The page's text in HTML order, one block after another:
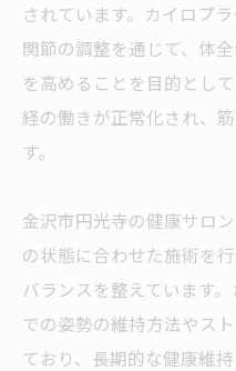
されています。カイロプ
関節の調整を通じて、体
を高めることを目的とし
経の働きが正常化され、
す。
金沢市円光寺の健康サロ
の状態に合わせた施術を
バランスを整えています
での姿勢の維持方法やス
ており、長期的な健康維